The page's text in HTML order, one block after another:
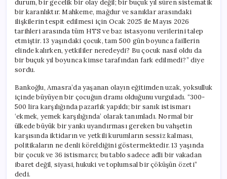
durum, bir gecelik bir olay değil; bir buçuk yıl süren sistematik
bir karanlıktır. Mahkeme, mağdur ve sanıklar arasındaki
ilişkilerin tespit edilmesi için Ocak 2025 ile Mayıs 2026
tarihleri arasında tüm HTS ve baz istasyonu verilerini talep
etmiştir. 13 yaşındaki çocuk, tam 500 gün boyunca faillerin
elinde kalırken, yetkililer neredeydi? Bu çocuk nasıl oldu da
bir buçuk yıl boyunca kimse tarafından fark edilmedi?” diye
sordu.
Bankoğlu, Amasra’da yaşanan olayın eğitimden uzak, yoksulluk
içinde büyüyen bir çocuğun dramı olduğunu vurguladı. “300-
500 lira karşılığında pazarlık yapıldı; bir sanık istismarı
‘ekmek, yemek karşılığında’ olarak tanımladı. Normal bir
ülkede büyük bir yankı uyandırması gereken bu vahşetin
karşısında iktidarın ve yetkili kurumların sessiz kalması,
politikaların ne denli köreldiğini göstermektedir. 13 yaşında
bir çocuk ve 36 istismarcı; bu tablo sadece adli bir vakadan
ibaret değil, siyasi, hukuki ve toplumsal bir çöküşün özeti”
dedi.